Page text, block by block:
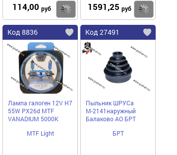
114,00 руб Купить
1591,25 руб
Код 8836
Лампа галоген 12V H7
55W PX26d MTF
VANADIUM 5000К
MTF Light
Код 27491
Пыльник ШРУСа
М-2141наружный
Балаково АО БРТ
БРТ